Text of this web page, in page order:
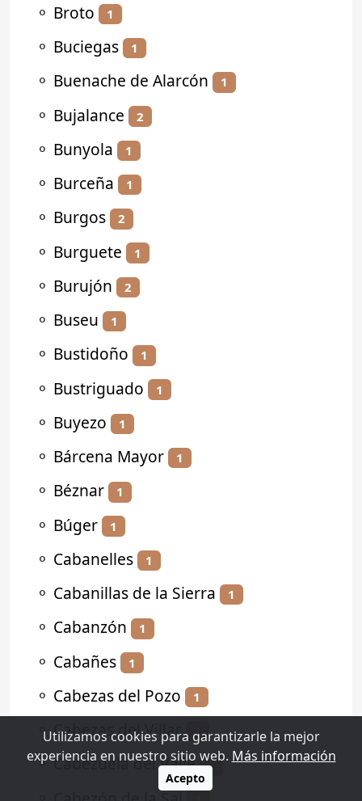
⚬ Broto 1
⚬ Buciegas 1
⚬ Buenache de Alarcón 1
⚬ Bujalance 2
⚬ Bunyola 1
⚬ Burceña 1
⚬ Burgos 2
⚬ Burguete 1
⚬ Burujón 2
⚬ Buseu 1
⚬ Bustidoño 1
⚬ Bustriguado 1
⚬ Buyezo 1
⚬ Bárcena Mayor 1
⚬ Béznar 1
⚬ Búger 1
⚬ Cabanelles 1
⚬ Cabanillas de la Sierra 1
⚬ Cabanzón 1
⚬ Cabañes 1
⚬ Cabezas del Pozo 1
⚬Cabezas del Villar 1
⚬Cabezuela del Valle 2
Utilizamos cookies para garantizarle la mejor
experiencia en nuestro sitio web. Más información
Acepto